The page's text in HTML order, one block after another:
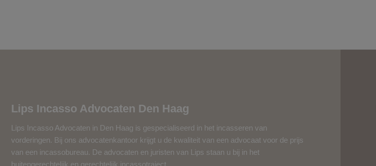
Lips Incasso Advocaten Den Haag
Lips Incasso Advocaten in Den Haag is gespecialiseerd in het incasseren van
vorderingen. Bij ons advocatenkantoor krijgt u de kwaliteit van een advocaat voor de prijs
van een incassobureau. De advocaten en juristen van Lips staan u bij in het
buitengerechtelijk en gerechtelijk incassotraject.